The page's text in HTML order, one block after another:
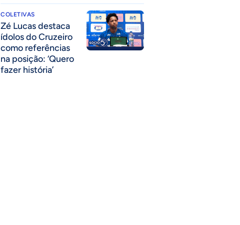
COLETIVAS
Zé Lucas destaca
ídolos do Cruzeiro
como referências
na posição: ‘Quero
fazer história’